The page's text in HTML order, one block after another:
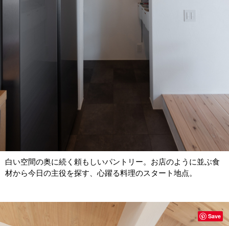
白い空間の奥に続く頼もしいパントリー。お店のように並ぶ食
材から今日の主役を探す、心躍る料理のスタート地点。
Save